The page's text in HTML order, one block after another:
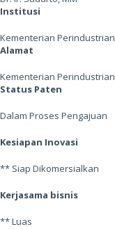
Institusi
Kementerian Perindustrian
Alamat
Kementerian Perindustrian
Status Paten
Dalam Proses Pengajuan
Kesiapan Inovasi
** Siap Dikomersialkan
Kerjasama bisnis
** Luas